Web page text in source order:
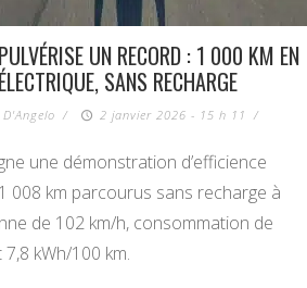
UN RECORD : 1 000 KM EN
SANS RECHARGE
/ 2 janvier 2026 - 15 h 11 /
une démonstration d’efficience
008 km parcourus sans recharge à
de 102 km/h, consommation de
kWh/100 km.